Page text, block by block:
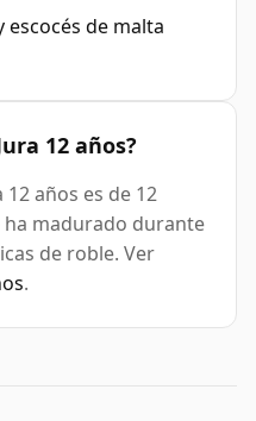
escocés de malta
12 años?
12 años es de 12
madurado durante
de roble. Ver
.